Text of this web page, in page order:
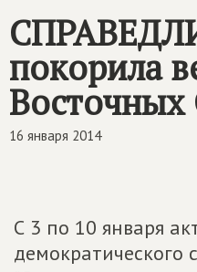
покорила
Восточных
16 января 2014
С 3 по 10 января
демократического